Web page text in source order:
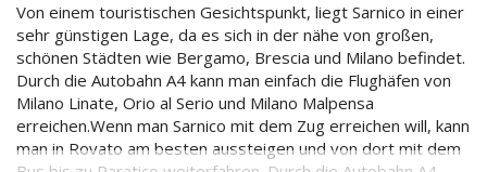
Von einem touristischen Gesichtspunkt, liegt Sarnico in einer
sehr günstigen Lage, da es sich in der nähe von großen,
schönen Städten wie Bergamo, Brescia und Milano befindet.
Durch die Autobahn A4 kann man einfach die Flughäfen von
Milano Linate, Orio al Serio und Milano Malpensa
erreichen.Wenn man Sarnico mit dem Zug erreichen will, kann
man in Rovato am besten aussteigen und von dort mit dem